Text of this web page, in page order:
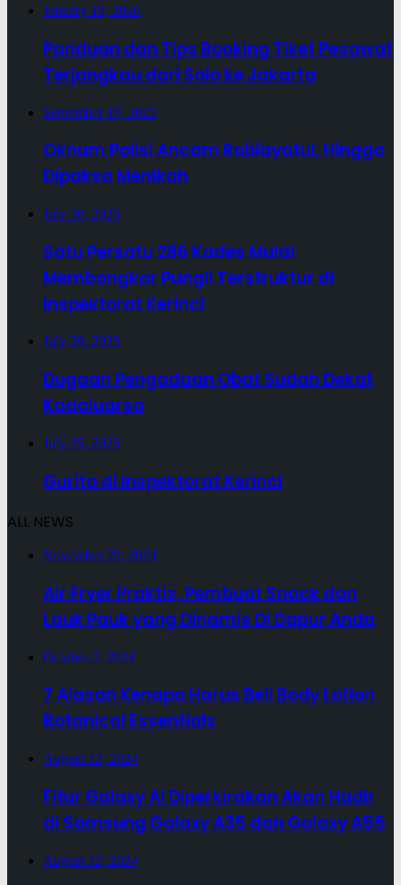
January 19, 2026
Panduan dan Tips Booking Tiket Pesawat
Terjangkau dari Solo ke Jakarta
September 19, 2025
Oknum Polisi Ancam Robiayatul, Hingga
Dipaksa Menikah
July 30, 2025
Satu Persatu 286 Kades Mulai
Membongkar Pungli Terstruktur di
Inspektorat Kerinci
July 29, 2025
Dugaan Pengadaan Obat Sudah Dekat
Kadaluarsa
July 25, 2025
Gurita di Inspektorat Kerinci
ALL NEWS
November 29, 2024
Air Fryer Praktis, Pembuat Snack dan
Lauk Pauk yang Dinamis Di Dapur Anda
October 2, 2024
7 Alasan Kenapa Harus Beli Body Lotion
Botanical Essentials
August 12, 2024
Fitur Galaxy AI Diperkirakan Akan Hadir
di Samsung Galaxy A35 dan Galaxy A55
August 12, 2024